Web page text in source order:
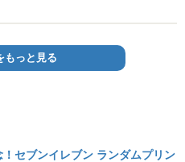
もっと見る
セブンイレブン ランダムプリン